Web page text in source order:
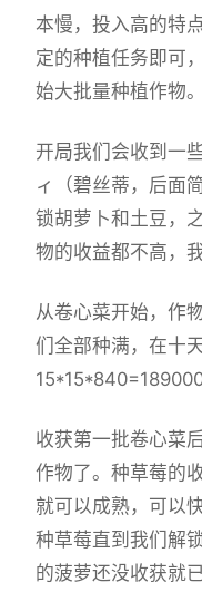
本慢，投入高的特
定的种植任务即可
始大批量种植作物。
开局我们会收到一
ィ（碧丝蒂，后面
锁胡萝卜和土豆，
物的收益都不高，
从卷心菜开始，作
们全部种满，在十
收获第一批卷心菜
作物了。种草莓的
就可以成熟，可以
种草莓直到我们解
的菠萝还没收获就